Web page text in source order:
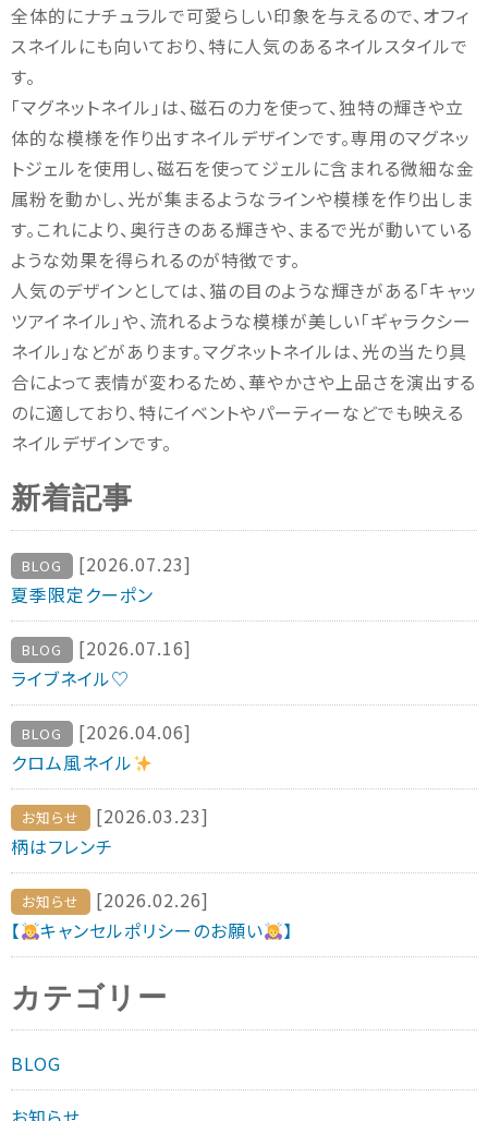
全体的にナチュラルで可愛らしい印象を与えるので、オフィ
スネイルにも向いており、特に人気のあるネイルスタイルで
す。
「マグネットネイル」は、磁石の力を使って、独特の輝きや立
体的な模様を作り出すネイルデザインです。専用のマグネッ
トジェルを使用し、磁石を使ってジェルに含まれる微細な金
属粉を動かし、光が集まるようなラインや模様を作り出しま
す。これにより、奥行きのある輝きや、まるで光が動いている
ような効果を得られるのが特徴です。
人気のデザインとしては、猫の目のような輝きがある「キャッ
ツアイネイル」や、流れるような模様が美しい「ギャラクシー
ネイル」などがあります。マグネットネイルは、光の当たり具
合によって表情が変わるため、華やかさや上品さを演出する
のに適しており、特にイベントやパーティーなどでも映える
ネイルデザインです。
新着記事
BLOG
[2026.07.23]
夏季限定クーポン
BLOG
[2026.07.16]
ライブネイル♡
BLOG
[2026.04.06]
クロム風ネイル
お知らせ
[2026.03.23]
柄はフレンチ
お知らせ
[2026.02.26]
【
キャンセルポリシーのお願い 】
カテゴリー
BLOG